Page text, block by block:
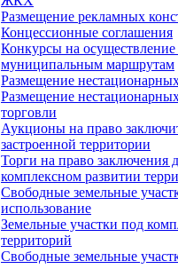
Размещение рекламных
Концессионные соглашения
Конкурсы на осуществление
муниципальным маршрутам
Размещение
Размещение
торговли
Аукционы на право
застроенной территории
Торги на право заключения
комплексном развитии
Свободные земельные
использование
Земельные участки под
территорий
Свободные земельные